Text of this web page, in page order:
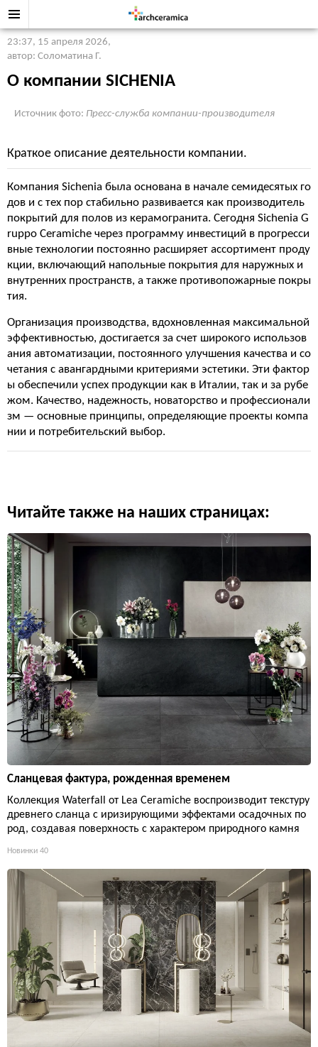
23:37, 15 апреля 2026,
автор: Соломатина Г.
О компании SICHENIA
Источник фото: Пресс-служба компании-производителя
Краткое описание деятельности компании.
Компания Sichenia была основана в начале семидесятых го
дов и с тех пор стабильно развивается как производитель
покрытий для полов из керамогранита. Сегодня Sichenia G
ruppo Ceramiche через программу инвестиций в прогресси
вные технологии постоянно расширяет ассортимент проду
кции, включающий напольные покрытия для наружных и
внутренних пространств, а также противопожарные покры
тия.
Организация производства, вдохновленная максимальной
эффективностью, достигается за счет широкого использов
ания автоматизации, постоянного улучшения качества и со
четания с авангардными критериями эстетики. Эти фактор
ы обеспечили успех продукции как в Италии, так и за рубе
жом. Качество, надежность, новаторство и профессионали
зм — основные принципы, определяющие проекты компа
нии и потребительский выбор.
Читайте также на наших страницах:
Сланцевая фактура, рожденная временем
Коллекция Waterfall от Lea Ceramiche воспроизводит текстуру
древнего сланца с иризирующими эффектами осадочных по
род, создавая поверхность с характером природного камня
Новинки 40